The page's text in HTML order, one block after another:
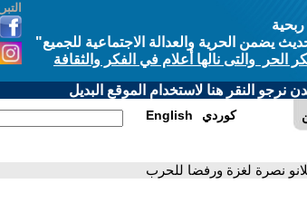
يضمن الحرية والعدالة الاجتماعية للجميع"
الحر والتى نالها أعلام في الفكر والثقافة
نرجو النقر هنا لاستخدام الموقع البديل
English كوردي
نصرة لغزة ورفضا للحرب